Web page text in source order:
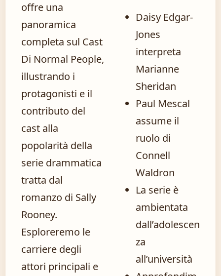
offre una
panoramica
completa sul Cast
Di Normal People,
illustrando i
protagonisti e il
contributo del
cast alla
popolarità della
serie drammatica
tratta dal
romanzo di Sally
Rooney.
Esploreremo le
carriere degli
attori principali e
Daisy Edgar-
Jones
interpreta
Marianne
Sheridan
Paul Mescal
assume il
ruolo di
Connell
Waldron
La serie è
ambientata
dall’adolescen
za
all’università